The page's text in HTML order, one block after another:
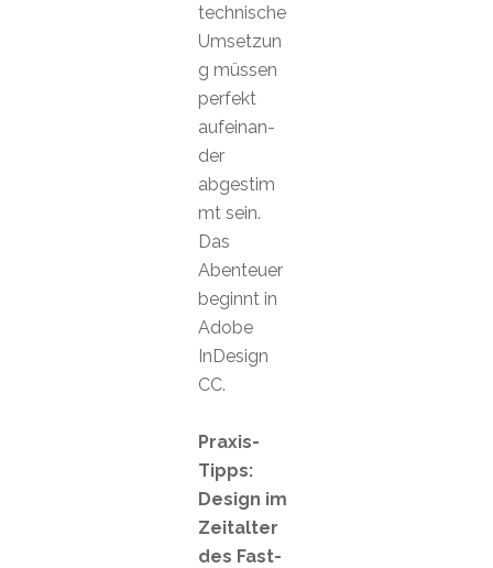
technische
Umsetzun
g müssen
perfekt
aufeinan-
der
abgestim
mt sein.
Das
Abenteuer
beginnt in
Adobe
InDesign
CC.
Praxis-
Tipps:
Design im
Zeitalter
des Fast-